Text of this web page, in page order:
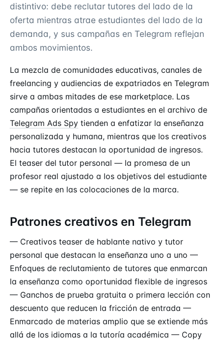
distintivo: debe reclutar tutores del lado de la
oferta mientras atrae estudiantes del lado de la
demanda, y sus campañas en Telegram reflejan
ambos movimientos.
La mezcla de comunidades educativas, canales de
freelancing y audiencias de expatriados en Telegram
sirve a ambas mitades de ese marketplace. Las
campañas orientadas a estudiantes en el archivo de
Telegram Ads Spy tienden a enfatizar la enseñanza
personalizada y humana, mientras que los creativos
hacia tutores destacan la oportunidad de ingresos.
El teaser del tutor personal — la promesa de un
profesor real ajustado a los objetivos del estudiante
— se repite en las colocaciones de la marca.
Patrones creativos en Telegram
— Creativos teaser de hablante nativo y tutor
personal que destacan la enseñanza uno a uno —
Enfoques de reclutamiento de tutores que enmarcan
la enseñanza como oportunidad flexible de ingresos
— Ganchos de prueba gratuita o primera lección con
descuento que reducen la fricción de entrada —
Enmarcado de materias amplio que se extiende más
allá de los idiomas a la tutoría académica — Copy